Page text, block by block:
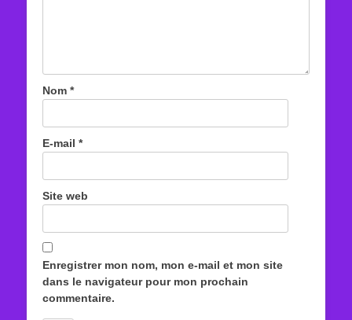
Nom *
E-mail *
Site web
Enregistrer mon nom, mon e-mail et mon site
dans le navigateur pour mon prochain
commentaire.